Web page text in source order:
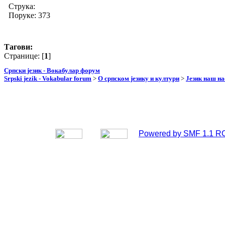
Струка:
Поруке: 373
Тагови:
Странице: [1]
Српски језик - Вокабулар форум
Srpski jezik - Vokabular forum > О српском језику и култури > Језик наш
Powered by SMF 1.1